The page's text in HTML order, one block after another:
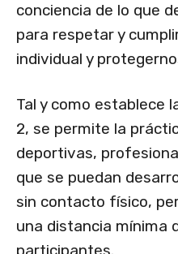
conciencia de lo que
para respetar y
individual y
Tal y como establece
2, se permite la
deportivas,
que se puedan
sin contacto físico,
una distancia mínima